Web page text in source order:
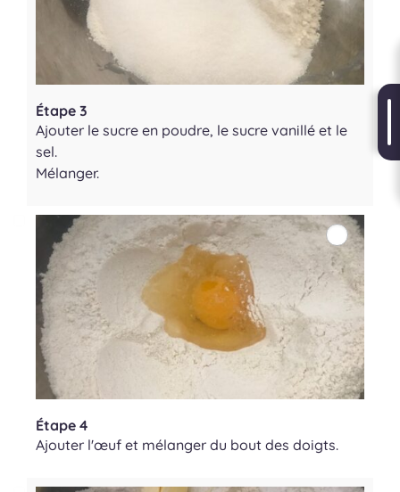
Étape 3
Ajouter le sucre en poudre, le sucre vanillé et le
sel.
Mélanger.
Étape 4
Ajouter l'œuf et mélanger du bout des doigts.